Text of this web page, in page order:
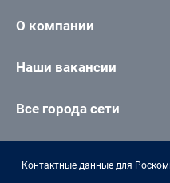
О компании
Наши вакансии
Все города сети
Контактные данные для